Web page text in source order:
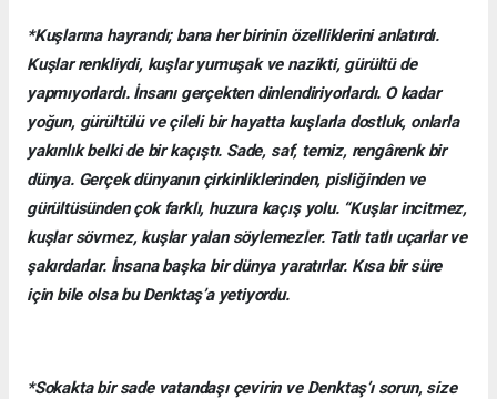
*Kuşlarına hayrandı; bana her birinin özelliklerini anlatırdı.
Kuşlar renkliydi, kuşlar yumuşak ve nazikti, gürültü de
yapmıyorlardı. İnsanı gerçekten dinlendiriyorlardı. O kadar
yoğun, gürültülü ve çileli bir hayatta kuşlarla dostluk, onlarla
yakınlık belki de bir kaçıştı. Sade, saf, temiz, rengârenk bir
dünya. Gerçek dünyanın çirkinliklerinden, pisliğinden ve
gürültüsünden çok farklı, huzura kaçış yolu. “Kuşlar incitmez,
kuşlar sövmez, kuşlar yalan söylemezler. Tatlı tatlı uçarlar ve
şakırdarlar. İnsana başka bir dünya yaratırlar. Kısa bir süre
için bile olsa bu Denktaş’a yetiyordu.
*Sokakta bir sade vatandaşı çevirin ve Denktaş’ı sorun, size